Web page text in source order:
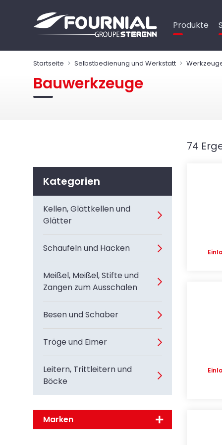
Produkte
Startseite Selbstbedienung und Werkstatt
Bauwerkzeuge
Kategorien
Kellen, Glättkellen und
Glätter
Schaufeln und Hacken
Meißel, Meißel, Stifte und
Zangen zum Ausschalen
Besen und Schaber
Tröge und Eimer
Leitern, Trittleitern und
Böcke
Marken
74